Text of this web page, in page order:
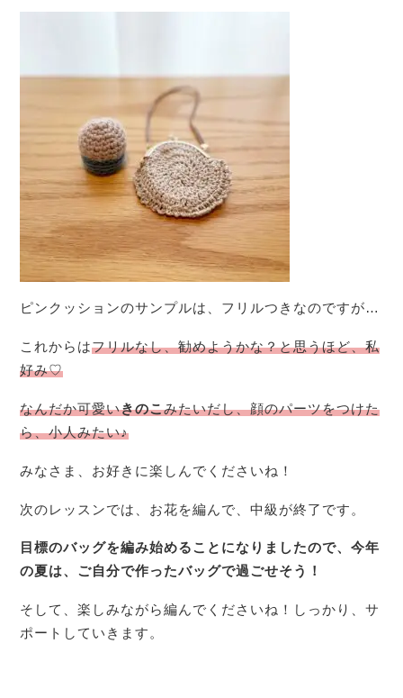
ピンクッションのサンプルは、フリルつきなのですが…
これからはフリルなし、勧めようかな？と思うほど、私
好み♡
なんだか可愛いきのこみたいだし、顔のパーツをつけた
ら、小人みたい♪
みなさま、お好きに楽しんでくださいね！
次のレッスンでは、お花を編んで、中級が終了です。
目標のバッグを編み始めることになりましたので、今年
の夏は、ご自分で作ったバッグで過ごせそう！
そして、楽しみながら編んでくださいね！しっかり、サ
ポートしていきます。